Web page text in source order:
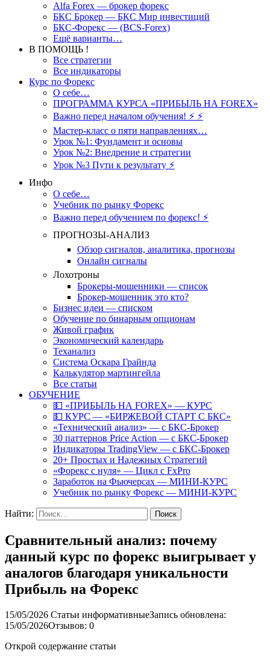
Alfa Forex — брокер форекс
БКС Брокер — БКС Мир инвестиций
БКС-Форекс — (BCS-Forex)
Ещё варианты…
В ПОМОЩЬ !
Все стратегии
Все индикаторы
Курс по Форекс
О себе…
ПРОГРАММА КУРСА «ПРИБЫЛЬ НА FOREX»
Важно перед началом обучения! ⚡ ⚡
Мастер-класс о пяти направлениях…
Урок №1: Фундамент и основы
Урок №2: Внедрение и стратегии
Урок №3 Пути к результату ⚡️
Инфо
О себе…
Учебник по рынку Форекс
Важно перед обучением по форекс! ⚡
ПРОГНОЗЫ-АНАЛИЗ
Обзор сигналов, аналитика, прогнозы
Онлайн сигналы
Лохотроны
Брокеры-мошенники — список
Брокер-мошенник это кто?
Бизнес идеи — списком
Обучение по бинарным опционам
Живой график
Экономический календарь
Теханализ
Система Оскара Грайнда
Калькулятор мартингейла
Все статьи
ОБУЧЕНИЕ
💵 «ПРИБЫЛЬ НА FOREX» — КУРС
💵 КУРС — «БИРЖЕВОЙ СТАРТ С БКС»
«Технический анализ» — с БКС-Брокер
30 паттернов Price Action — с БКС-Брокер
Индикаторы TradingView — с БКС-Брокер
20+ Простых и Надежных Стратегий
«Форекс с нуля» — Цикл с FxPro
Заработок на Фьючерсах — МИНИ-КУРС
Учебник по рынку Форекс — МИНИ-КУРС
Найти:
Сравнительный анализ: почему
данный курс по форекс выигрывает у
аналогов благодаря уникальности
Прибыль на Форекс
15/05/2026 Статьи информативныеЗапись обновлена:
15/05/2026Отзывов: 0
Открой содержание статьи